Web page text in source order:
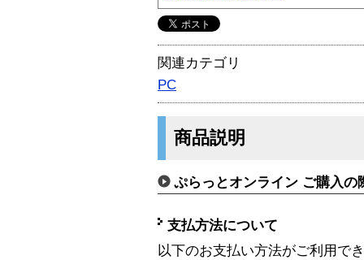
関連カテゴリ
PC
商品説明
ぷらっとオンライン ご購入の
支払方法について
以下のお支払い方法がご利用で